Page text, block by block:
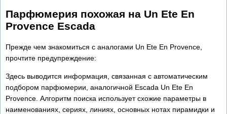
Парфюмерия похожая на Un Ete En
Provence Escada
Прежде чем знакомиться с аналогами Un Ete En Provence,
прочтите предупреждение:
Здесь выводится информация, связанная с автоматическим
подбором парфюмерии, аналогичной Escada Un Ete En
Provence. Алгоритм поиска использует схожие параметры в
наименованиях, сериях, линиях, основных нотах пирамидки и